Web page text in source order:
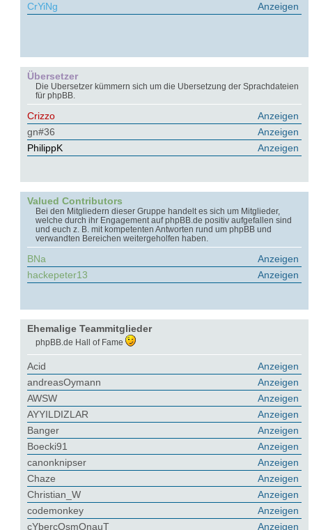
Anzeigen
CrYiNg
Übersetzer
Die Übersetzer kümmern sich um die Übersetzung der Sprachdateien
für phpBB.
Anzeigen
Crizzo
Anzeigen
gn#36
Anzeigen
PhilippK
Valued Contributors
Bei den Mitgliedern dieser Gruppe handelt es sich um Mitglieder,
welche durch ihr Engagement auf phpBB.de positiv aufgefallen sind
und euch z. B. mit kompetenten Antworten rund um phpBB und
verwandten Bereichen weitergeholfen haben.
Anzeigen
BNa
Anzeigen
hackepeter13
Ehemalige Teammitglieder
phpBB.de Hall of Fame
Anzeigen
Acid
Anzeigen
andreasOymann
Anzeigen
AWSW
Anzeigen
AYYILDIZLAR
Anzeigen
Banger
Anzeigen
Boecki91
Anzeigen
canonknipser
Anzeigen
Chaze
Anzeigen
Christian_W
Anzeigen
codemonkey
Anzeigen
cYbercOsmOnauT